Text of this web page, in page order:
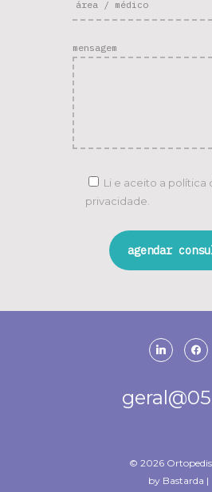
mensagem
Li e aceito a política
privacidade.
© 2026
by Bastarda |